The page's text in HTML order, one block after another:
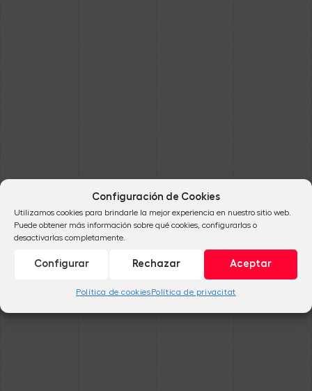
Configuración de Cookies
Utilizamos cookies para brindarle la mejor experiencia en nuestro sitio web.
Puede obtener más información sobre qué cookies, configurarlas o
desactivarlas completamente.
Aceptar
Rechazar
Configurar
Política de cookiesPolítica de privacitat